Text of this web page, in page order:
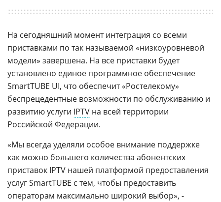
На сегодняшний момент интеграция со всеми
приставками по так называемой «низкоуровневой
модели» завершена. На все приставки будет
установлено единое программное обеспечение
SmartTUBE UI, что обеспечит «Ростелекому»
беспрецедентные возможности по обслуживанию и
развитию услуги IPTV на всей территории
Российской Федерации.
«Мы всегда уделяли особое внимание поддержке
как можно большего количества абонентских
приставок IPTV нашей платформой предоставления
услуг SmartTUBE с тем, чтобы предоставить
операторам максимально широкий выбор», -